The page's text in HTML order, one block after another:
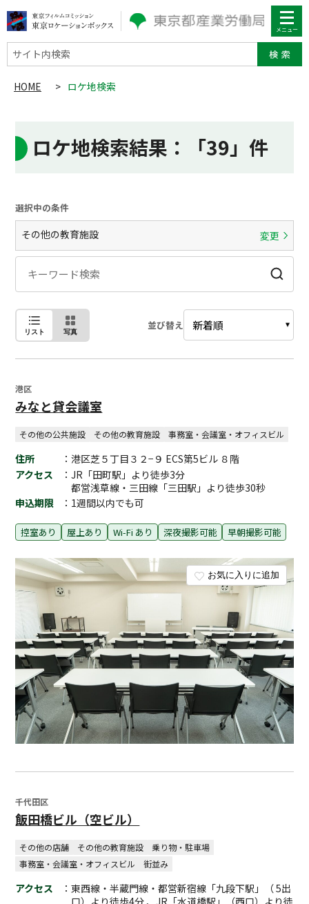
サイト内検索
HOME > ロケ地検索
ロケ地検索結果 ：「39」件
選択中の条件
その他の教育施設
リスト 写真
並び替え
お気に入りに追加
港区
みなと貸会議室
その他の公共施設 その他の教育施設 事務室・会議室・オフィスビル
住所
：港区芝５丁目３２−９ ECS第5ビル ８階
アクセス
：JR「田町駅」より徒歩3分
都営浅草線・三田線「三田駅」より徒歩30秒
申込期限
：1週間以内でも可
控室あり 屋上あり Wi-Fi あり 深夜撮影可能 早朝撮影可能
千代田区
飯田橋ビル（空ビル）
その他の店舗 その他の教育施設
乗り物・駐車場
事務室・会議室・オフィスビル
街並み
アクセス
：東西線・半蔵門線・都営新宿線「九段下駅」（ 5出